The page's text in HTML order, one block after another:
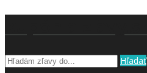
Hľadať